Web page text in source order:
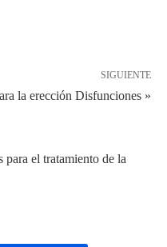
SIGUIENTE
la erección Disfunciones »
​​para el tratamiento de la